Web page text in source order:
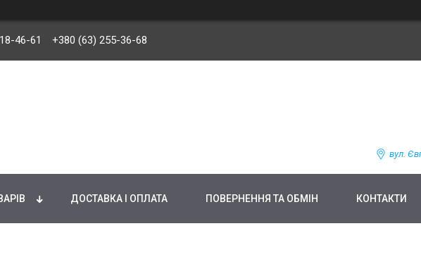
46-61 +380 (63) 255-36-68
вул.
ДОСТАВКА І ОПЛАТА ПОВЕРНЕННЯ ТА ОБМІН КОНТАКТИ